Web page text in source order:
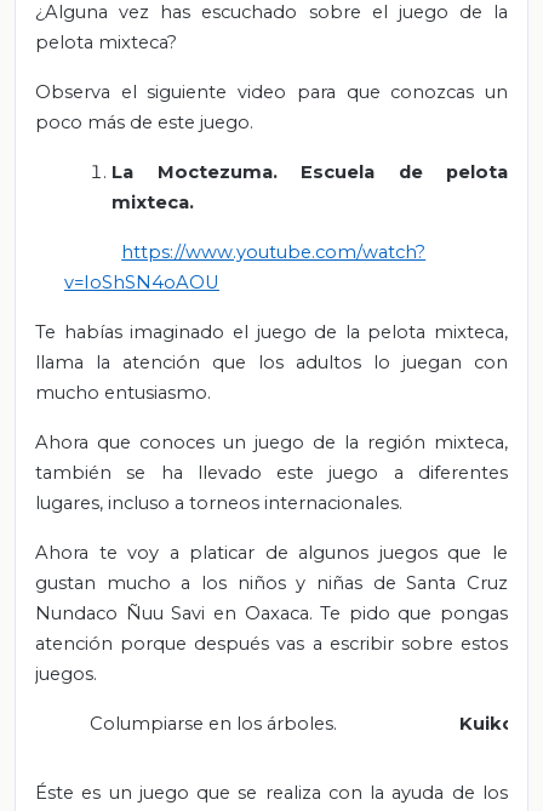
¿Alguna vez has escuchado sobre el juego de la
pelota mixteca?
Observa el siguiente video para que conozcas un
poco más de este juego.
La Moctezuma. Escuela de pelota
mixteca.
https://www.youtube.com/watch?
v=IoShSN4oAOU
Te habías imaginado el juego de la pelota mixteca,
llama la atención que los adultos lo juegan con
mucho entusiasmo.
Ahora que conoces un juego de la región mixteca,
también se ha llevado este juego a diferentes
lugares, incluso a torneos internacionales.
Ahora te voy a platicar de algunos juegos que le
gustan mucho a los niños y niñas de Santa Cruz
Nundaco Ñuu Savi en Oaxaca. Te pido que pongas
atención porque después vas a escribir sobre estos
juegos.
Columpiarse en los árboles. Kuikoyo
Éste es un juego que se realiza con la ayuda de los